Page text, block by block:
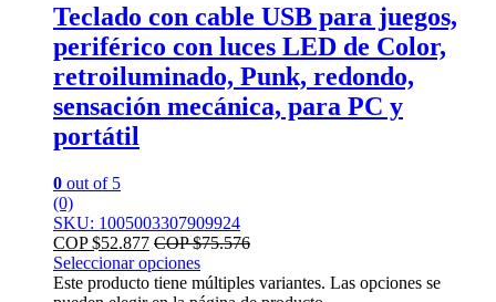
Teclado con cable USB para juegos,
periférico con luces LED de Color,
retroiluminado, Punk, redondo,
sensación mecánica, para PC y
portátil
0 out of 5
(0)
SKU: 1005003307909924
COP $52.877 COP $75.576
Seleccionar opciones
Este producto tiene múltiples variantes. Las opciones se